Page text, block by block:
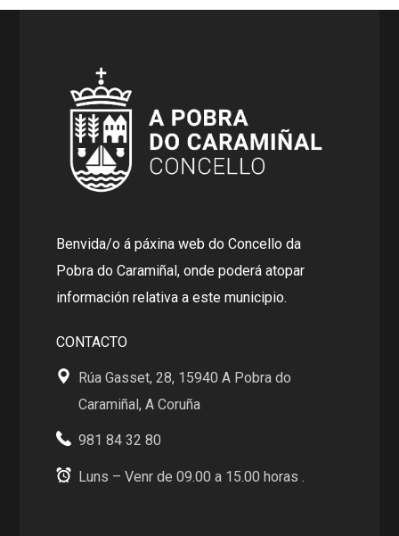
Benvida/o á páxina web do Concello da
Pobra do Caramiñal, onde poderá atopar
información relativa a este municipio.
CONTACTO
Rúa Gasset, 28, 15940 A Pobra do
Caramiñal, A Coruña
981 84 32 80
Luns – Venr de 09.00 a 15.00 horas .